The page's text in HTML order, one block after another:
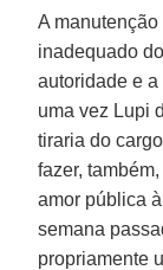
A
inadequado
autoridade e
uma vez Lupi
tiraria do
fazer,
amor pública
semana
propriamente